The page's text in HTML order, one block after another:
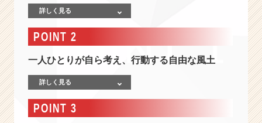
線！
《T
h
V
e
t
r
詳しく見る
POINT 2
一人ひとりが自ら考え、行動する自由な風土
詳しく見る
POINT 3